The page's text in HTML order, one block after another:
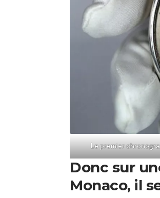
Le premier
Donc sur
Monaco, il